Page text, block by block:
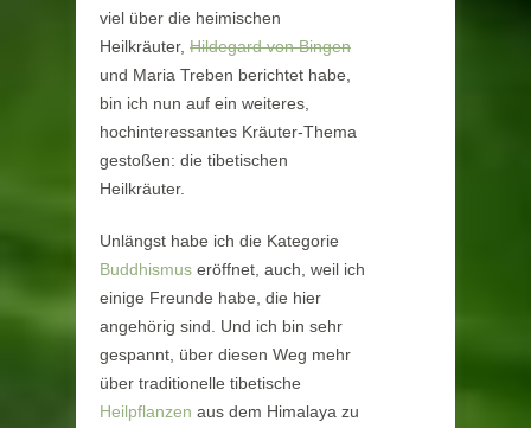
viel über die heimischen
Heilkräuter, Hildegard von Bingen
und Maria Treben berichtet habe,
bin ich nun auf ein weiteres,
hochinteressantes Kräuter-Thema
gestoßen: die tibetischen
Heilkräuter.
Unlängst habe ich die Kategorie
Buddhismus eröffnet, auch, weil ich
einige Freunde habe, die hier
angehörig sind. Und ich bin sehr
gespannt, über diesen Weg mehr
über traditionelle tibetische
Heilpflanzen aus dem Himalaya zu